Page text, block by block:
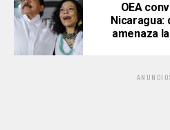
OEA
Nicaragua:
amenaza